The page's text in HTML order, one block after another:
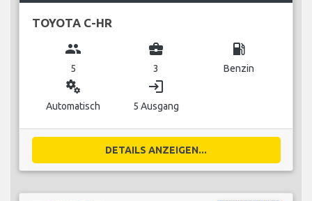
TOYOTA C-HR
group
5
business_center
3
local_gas_station
Benzin
miscellaneous_services
Automatisch
login
5 Ausgang
DETAILS ANZEIGEN...